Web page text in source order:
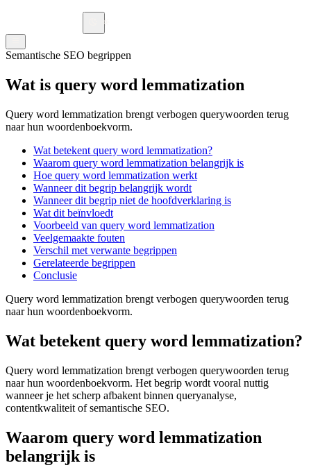
Semantische SEO begrippen
Wat is query word lemmatization
Query word lemmatization brengt verbogen querywoorden terug
naar hun woordenboekvorm.
Wat betekent query word lemmatization?
Waarom query word lemmatization belangrijk is
Hoe query word lemmatization werkt
Wanneer dit begrip belangrijk wordt
Wanneer dit begrip niet de hoofdverklaring is
Wat dit beïnvloedt
Voorbeeld van query word lemmatization
Veelgemaakte fouten
Verschil met verwante begrippen
Gerelateerde begrippen
Conclusie
Query word lemmatization brengt verbogen querywoorden terug
naar hun woordenboekvorm.
Wat betekent query word lemmatization?
Query word lemmatization brengt verbogen querywoorden terug
naar hun woordenboekvorm. Het begrip wordt vooral nuttig
wanneer je het scherp afbakent binnen queryanalyse,
contentkwaliteit of semantische SEO.
Waarom query word lemmatization
belangrijk is